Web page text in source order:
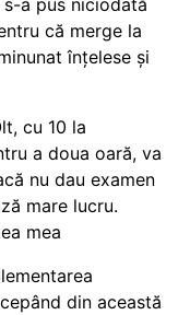
a pus niciodată
că merge la
înțelese și
cu 10 la
a doua oară, va
nu dau examen
mare lucru.
mea
din această